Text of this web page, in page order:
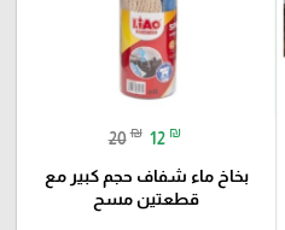
20 ₪ 12 ₪
بخاخ ماء شفاف حجم كبير مع
قطعتين مسح